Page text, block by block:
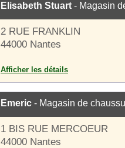
Elisabeth Stuart - Magasin
2 RUE FRANKLIN
44000 Nantes
Afficher les détails
Emeric - Magasin de
1 BIS RUE MERCOEUR
44000 Nantes